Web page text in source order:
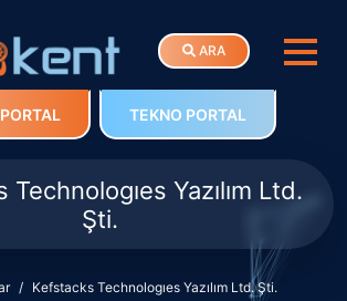
ARA
TEKNO PORTAL
Technologıes Yazılım Ltd.
Şti.
Kefstacks Technologıes Yazılım Ltd. Şti.